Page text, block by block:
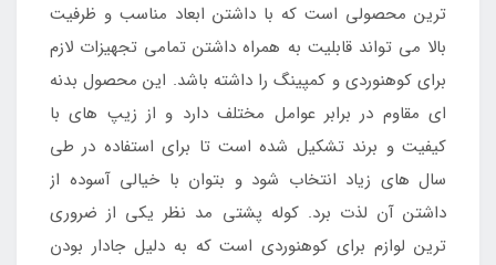
ترین محصولی است که با داشتن ابعاد مناسب و ظرفیت
بالا می تواند قابلیت به همراه داشتن تمامی تجهیزات لازم
برای کوهنوردی و کمپینگ را داشته باشد. این محصول بدنه
ای مقاوم در برابر عوامل مختلف دارد و از زیپ های با
کیفیت و برند تشکیل شده است تا برای استفاده در طی
سال های زیاد انتخاب شود و بتوان با خیالی آسوده از
داشتن آن لذت برد. کوله پشتی مد نظر یکی از ضروری
ترین لوازم برای کوهنوردی است که به دلیل جادار بودن